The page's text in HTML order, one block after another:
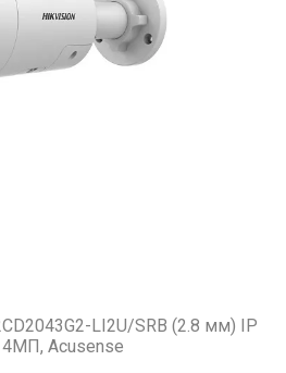
LI2U/SRB (2.8 мм) IP
4МП, Acusense